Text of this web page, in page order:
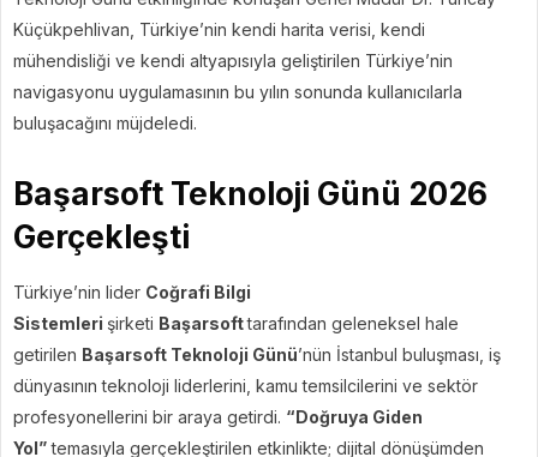
Küçükpehlivan, Türkiye’nin kendi harita verisi, kendi
mühendisliği ve kendi altyapısıyla geliştirilen Türkiye’nin
navigasyonu uygulamasının bu yılın sonunda kullanıcılarla
buluşacağını müjdeledi.
Başarsoft Teknoloji Günü 2026
Gerçekleşti
Türkiye’nin lider Coğrafi Bilgi
Sistemleri şirketi Başarsofttarafından geleneksel hale
getirilen Başarsoft Teknoloji Günü’nün İstanbul buluşması, iş
dünyasının teknoloji liderlerini, kamu temsilcilerini ve sektör
profesyonellerini bir araya getirdi. “Doğruya Giden
Yol”temasıyla gerçekleştirilen etkinlikte; dijital dönüşümden